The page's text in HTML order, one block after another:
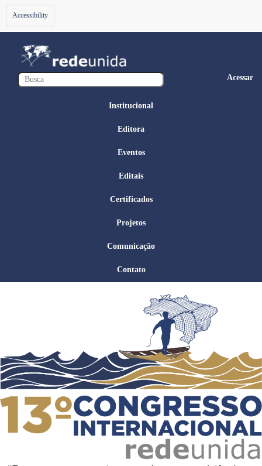
Toggle
navigation
Accessibility
Acessar
Institucional
Editora
Eventos
Editais
Certificados
Projetos
Comunicação
Contato